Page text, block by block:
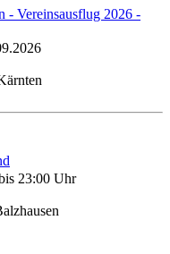
- Vereinsausflug 2026 -
23:00 Uhr